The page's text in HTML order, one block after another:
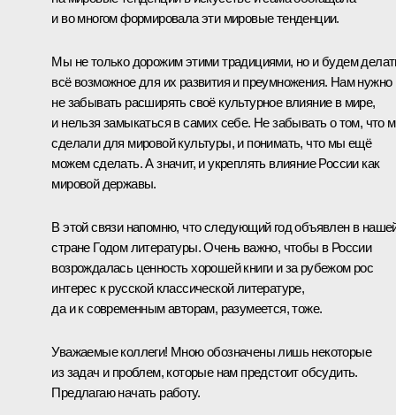
и во многом формировала эти мировые тенденции.
Мы не только дорожим этими традициями, но и будем
всё возможное для их развития и преумножения. Нам нужно
не забывать расширять своё культурное влияние в мире,
и нельзя замыкаться в самих себе. Не забывать о том, что
сделали для мировой культуры, и понимать, что мы ещё
можем сделать. А значит, и укреплять влияние России как
мировой державы.
В этой связи напомню, что следующий год объявлен в
стране Годом литературы. Очень важно, чтобы в России
возрождалась ценность хорошей книги и за рубежом рос
интерес к русской классической литературе,
да и к современным авторам, разумеется, тоже.
Уважаемые коллеги! Мною обозначены лишь некоторые
из задач и проблем, которые нам предстоит обсудить.
Предлагаю начать работу.